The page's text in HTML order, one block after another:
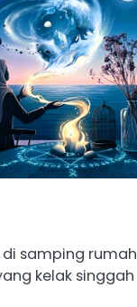
samping rumah
kelak singgah